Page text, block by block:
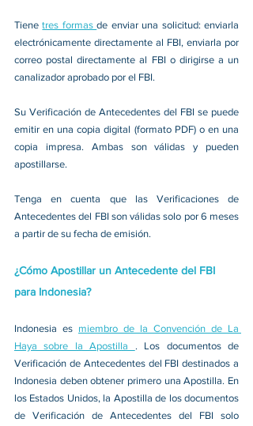
Tiene tres formas de enviar una solicitud: enviarla
electrónicamente directamente al FBI, enviarla por
correo postal directamente al FBI o dirigirse a un
canalizador aprobado por el FBI.
Su Verificación de Antecedentes del FBI se puede
emitir en una copia digital (formato PDF) o en una
copia impresa. Ambas son válidas y pueden
apostillarse.
Tenga en cuenta que las Verificaciones de
Antecedentes del FBI son válidas solo por 6 meses
a partir de su fecha de emisión.
¿Cómo Apostillar un Antecedente del FBI
para Indonesia?
Indonesia es miembro de la Convención de La
Haya sobre la Apostilla . Los documentos de
Verificación de Antecedentes del FBI destinados a
Indonesia deben obtener primero una Apostilla. En
los Estados Unidos, la Apostilla de los documentos
de Verificación de Antecedentes del FBI solo